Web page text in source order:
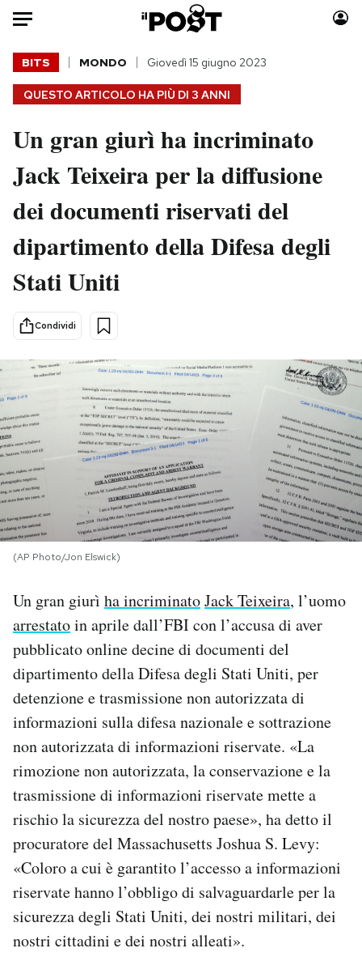
Auto
HOME
Italia
Politica
Tecnologia
Scienza
Cultura
Sport
Moda
Consumismi
Storie/Idee
Media
PODCAST
NEWSLETTER
I MIEI PREFERITI
SHOP
CALENDARIO
Area Personale
Newsletter
Hai bisogno di aiuto?
Esci
QUESTO ARTICOLO HA PIÙ DI 3 ANNI
BITS MONDO Giovedì 15 giugno 2023
Un gran giurì ha incriminato
Jack Teixeira per la diffusione
dei documenti riservati del
dipartimento della Difesa degli
Stati Uniti
Condividi
(AP Photo/Jon Elswick)
Un gran giurì ha incriminatoJack Teixeira, l’uomo
arrestatoin aprile dall’FBI con l’accusa di aver
pubblicato online decine di documenti del
dipartimento della Difesa degli Stati Uniti, per
detenzione e trasmissione non autorizzata di
informazioni sulla difesa nazionale e sottrazione
non autorizzata di informazioni riservate. «La
rimozione non autorizzata, la conservazione e la
trasmissione di informazioni riservate mette a
rischio la sicurezza del nostro paese», ha detto il
procuratore del Massachusetts Joshua S. Levy:
«Coloro a cui è garantito l’accesso a informazioni
riservate hanno l’obbligo di salvaguardarle per la
sicurezza degli Stati Uniti, dei nostri militari, dei
nostri cittadini e dei nostri alleati».